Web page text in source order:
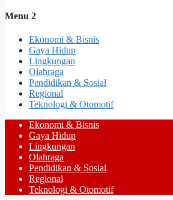
Menu 2
Ekonomi & Bisnis
Gaya Hidup
Lingkungan
Olahraga
Pendidikan & Sosial
Regional
Teknologi & Otomotif
Ekonomi & Bisnis
Gaya Hidup
Lingkungan
Olahraga
Pendidikan & Sosial
Regional
Teknologi & Otomotif